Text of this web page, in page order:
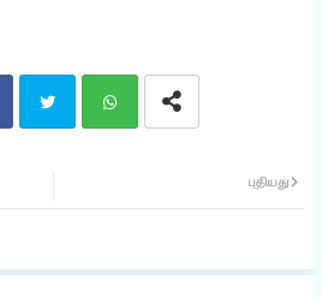
ap
புதியது